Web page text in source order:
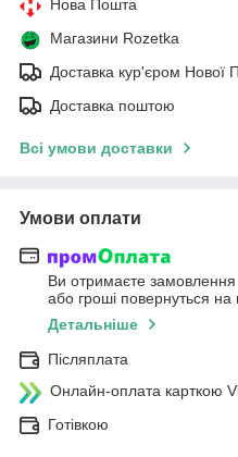
Нова Пошта
Магазини Rozetka
Доставка кур'єром Нової
Доставка поштою
Всі умови доставки
Умови оплати
Ви отримаєте замовлення
або гроші повернуться на
Детальніше
Післяплата
Онлайн-оплата карткою
Готівкою